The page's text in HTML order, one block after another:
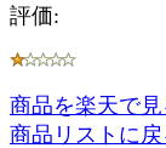
評価:
商品を楽天で見
商品リストに戻